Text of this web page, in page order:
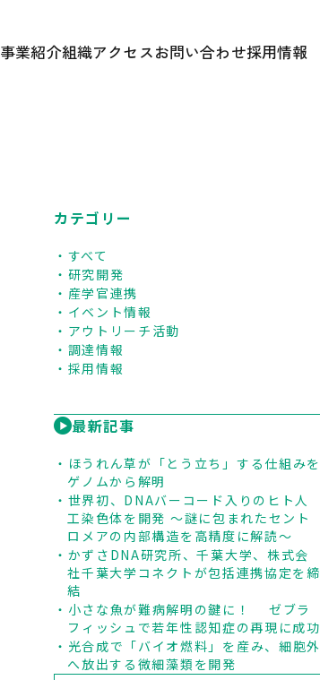
事業紹介組織
企画管理部
アクセスお問い合わせ採用情報
カテゴリー
すべて
研究開発
産学官連携
イベント情報
アウトリーチ活動
調達情報
採用情報
最新記事
ほうれん草が「とう立ち」する仕組みを
ゲノムから解明
世界初、DNAバーコード入りのヒト人
工染色体を開発 ～謎に包まれたセント
ロメアの内部構造を高精度に解読～
かずさDNA研究所、千葉大学、株式会
社千葉大学コネクトが包括連携協定を締
結
小さな魚が難病解明の鍵に！ ゼブラ
フィッシュで若年性認知症の再現に成功
光合成で「バイオ燃料」を産み、細胞外
へ放出する微細藻類を開発